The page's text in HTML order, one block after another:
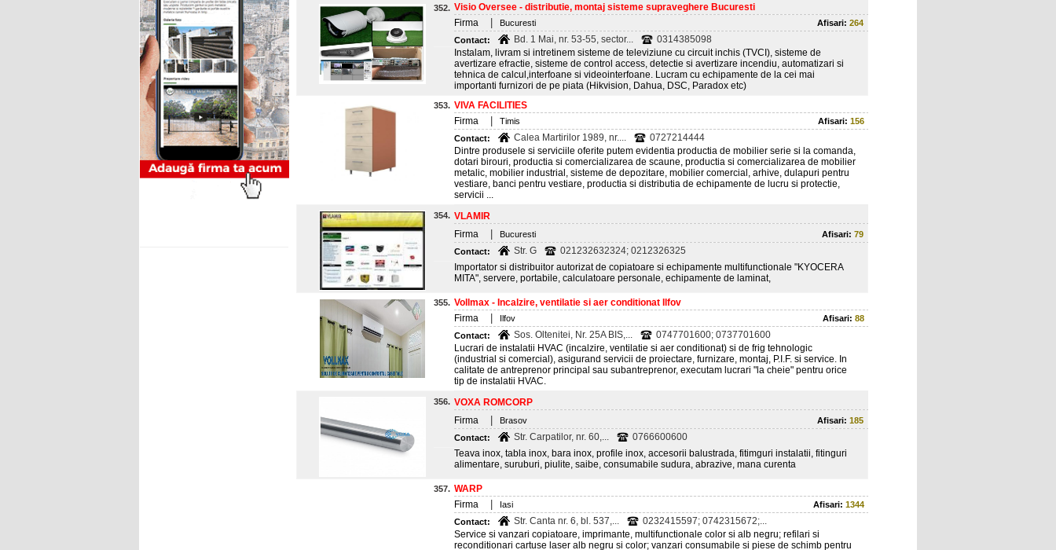
352. Visio Oversee - distributie, montaj sisteme supraveghere Bucuresti
Firma
Bucuresti Afisari: 264
Contact:
Bd. 1 Mai, nr. 53-55, sector...
0314385098
Instalam, livram si intretinem sisteme de televiziune cu circuit inchis (TVCI), sisteme de
avertizare efractie, sisteme de control access, detectie si avertizare incendiu, automatizari si
tehnica de calcul,interfoane si videointerfoane. Lucram cu echipamente de la cei mai
importanti furnizori de pe piata (Hikvision, Dahua, DSC, Paradox etc)
353. VIVA FACILITIES
Firma
Timis Afisari: 156
Contact:
Calea Martirilor 1989, nr....
0727214444
Dintre produsele si serviciile oferite putem evidentia productia de mobilier serie si la comanda,
dotari birouri, productia si comercializarea de scaune, productia si comercializarea de mobilier
metalic, mobilier industrial, sisteme de depozitare, mobilier comercial, arhive, dulapuri pentru
vestiare, banci pentru vestiare, productia si distributia de echipamente de lucru si protectie,
servicii ...
354. VLAMIR
Firma
Bucuresti Afisari: 79
Contact:
Str. G
021232632324; 0212326325
Importator si distribuitor autorizat de copiatoare si echipamente multifunctionale "KYOCERA
MITA", servere, portabile, calculatoare personale, echipamente de laminat,
355. Vollmax - Incalzire, ventilatie si aer conditionat Ilfov
Firma
Ilfov Afisari: 88
Contact:
Sos. Oltenitei, Nr. 25A BIS,...
0747701600; 0737701600
Lucrari de instalatii HVAC (incalzire, ventilatie si aer conditionat) si de frig tehnologic
(industrial si comercial), asigurand servicii de proiectare, furnizare, montaj, P.I.F. si service. In
calitate de antreprenor principal sau subantreprenor, executam lucrari "la cheie" pentru orice
tip de instalatii HVAC.
356. VOXA ROMCORP
Firma
Brasov Afisari: 185
Contact:
Str. Carpatilor, nr. 60,...
0766600600
Teava inox, tabla inox, bara inox, profile inox, accesorii balustrada, fitimguri instalatii, fitinguri
alimentare, suruburi, piulite, saibe, consumabile sudura, abrazive, mana curenta
357. WARP
Firma
Iasi Afisari: 1344
Contact:
Str. Canta nr. 6, bl. 537,...
0232415597; 0742315672;...
Service si vanzari copiatoare, imprimante, multifunctionale color si alb negru; refilari si
reconditionari cartuse laser alb negru si color; vanzari consumabile si piese de schimb pentru